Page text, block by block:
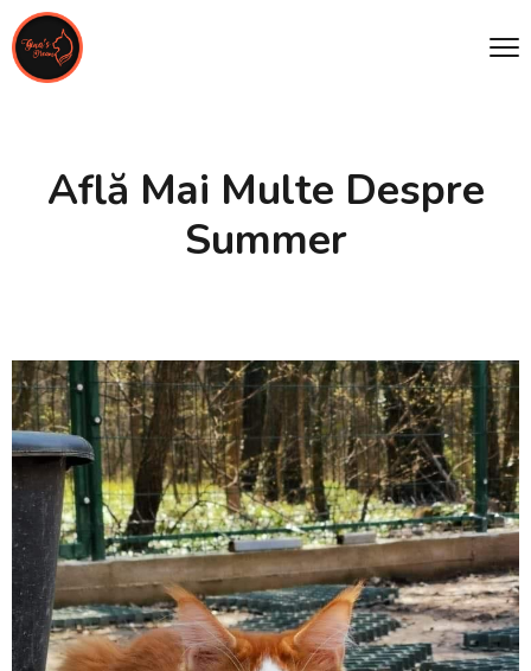
Află Mai Multe Despre
Summer